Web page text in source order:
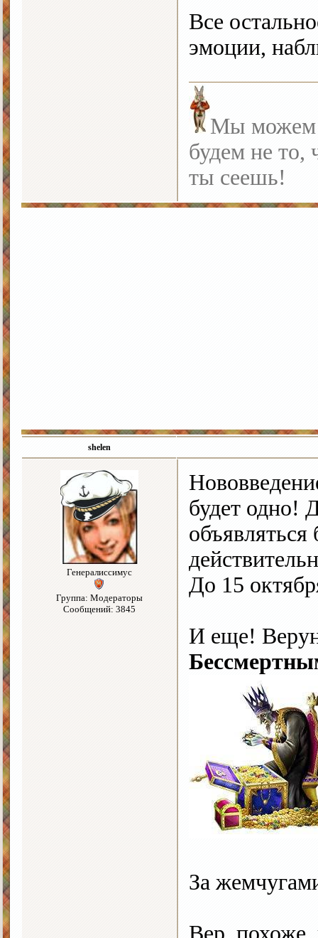
Все
эмоции,
Мы можем
будем не то,
ты сеешь!
shelen
Генералиссимус
Группа: Модераторы
Сообщений: 3845
будет одно!
объявляться
До 15
И еще!
За